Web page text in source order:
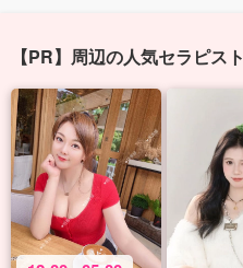
【PR】周辺の人気セラピスト